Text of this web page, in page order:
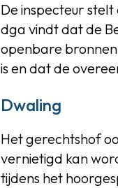
De inspecteur
dga vindt dat de
openbare
is en dat de
Dwaling
Het gerechtshof
vernietigd kan
tijdens het